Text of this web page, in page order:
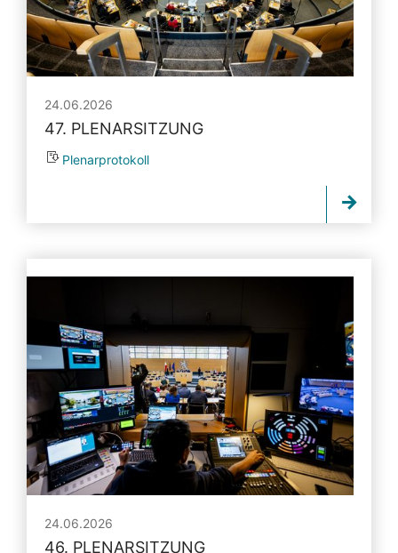
24.06.2026
47. PLENARSITZUNG
Plenarprotokoll
24.06.2026
46. PLENARSITZUNG